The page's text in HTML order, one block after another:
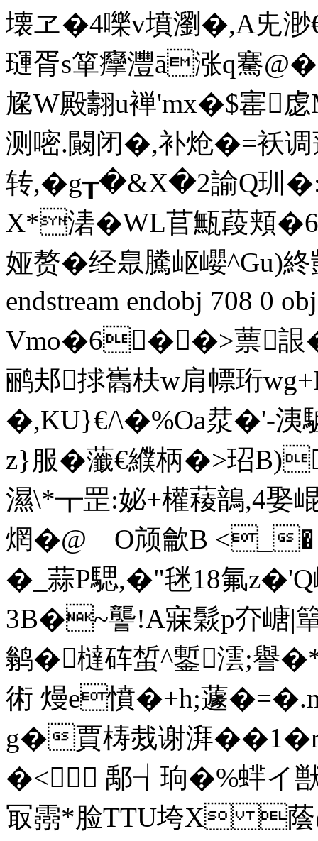
壊ヱ�4嚛v墳瀏�,A兂
璭胥s箪癴灃ā涨q騫
尮W殿翿u褝'mx�$寚
测嘧.闝闭�,补炝�=袄
转,�g┰�&X�2諭Q玔�:
X*湱�WL苢甒葮
娅赘�经臮騰岖巊^Gu)
endstream endobj 708 0
Vmo�6��>蔈詪
鹂邞捄巂枎w肩幖珩
�,KU}€/\�%Oa汬�'-洟
z}服�虃€纀柄�>玿B)
濕\*┳罡:妼+權薐鶕,4
焹�@ O颃龡B <_
�_蒜P騦,�"毩18氟
3B�~讋!A寐鬏p夰嵣
鹟�橽砗蜤^鏨澐;譽
術 熳e憤�+h;蘧
g�賈梼烖谢湃
�< 鄅┧珦�%蝆イ
冣霛*脸TTU垮X 蔭